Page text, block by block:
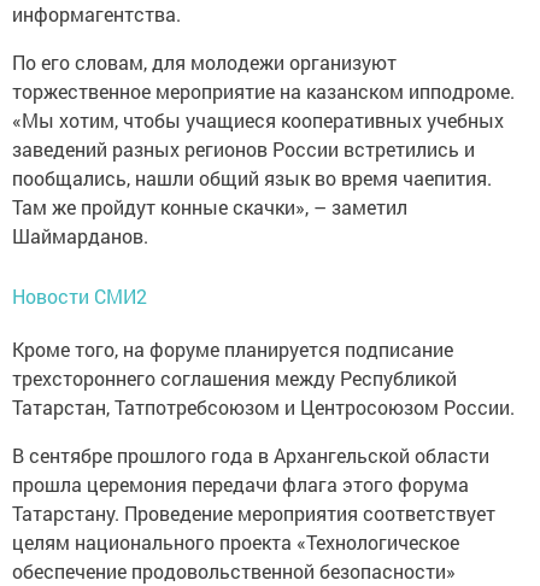
информагентства.
По его словам, для молодежи организуют
торжественное мероприятие на казанском ипподроме.
«Мы хотим, чтобы учащиеся кооперативных учебных
заведений разных регионов России встретились и
пообщались, нашли общий язык во время чаепития.
Там же пройдут конные скачки», – заметил
Шаймарданов.
Новости СМИ2
Кроме того, на форуме планируется подписание
трехстороннего соглашения между Республикой
Татарстан, Татпотребсоюзом и Центросоюзом России.
В сентябре прошлого года в Архангельской области
прошла церемония передачи флага этого форума
Татарстану. Проведение мероприятия соответствует
целям национального проекта «Технологическое
обеспечение продовольственной безопасности»